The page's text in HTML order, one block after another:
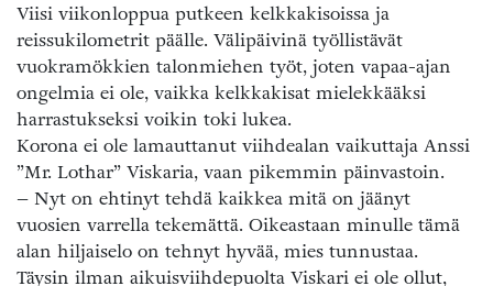
Viisi viikonloppua putkeen kelkkakisoissa ja
reissukilometrit päälle. Välipäivinä työllistävät
vuokramökkien talonmiehen työt, joten vapaa-ajan
ongelmia ei ole, vaikka kelkkakisat mielekkääksi
harrastukseksi voikin toki lukea.
Korona ei ole lamauttanut viihdealan vaikuttaja Anssi
”Mr. Lothar” Viskaria, vaan pikemmin päinvastoin.
– Nyt on ehtinyt tehdä kaikkea mitä on jäänyt
vuosien varrella tekemättä. Oikeastaan minulle tämä
alan hiljaiselo on tehnyt hyvää, mies tunnustaa.
Täysin ilman aikuisviihdepuolta Viskari ei ole ollut,